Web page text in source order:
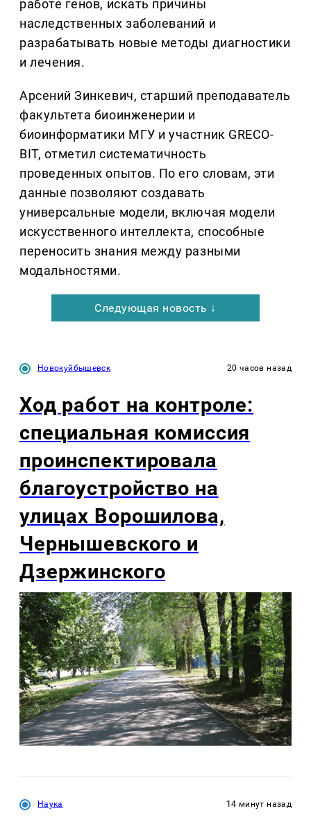
работе генов, искать причины
наследственных заболеваний и
разрабатывать новые методы диагностики
и лечения.
Арсений Зинкевич, старший преподаватель
факультета биоинженерии и
биоинформатики МГУ и участник GRECO-
BIT, отметил систематичность
проведенных опытов. По его словам, эти
данные позволяют создавать
универсальные модели, включая модели
искусственного интеллекта, способные
переносить знания между разными
модальностями.
Следующая новость ↓
Новокуйбышевск 20 часов назад
Ход работ на контроле:
специальная комиссия
проинспектировала
благоустройство на
улицах Ворошилова,
Чернышевского и
Дзержинского
Наука 14 минут назад